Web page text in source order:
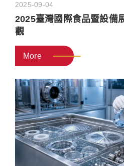
2025-09-04
2025臺灣國際食品暨設備
觀
More